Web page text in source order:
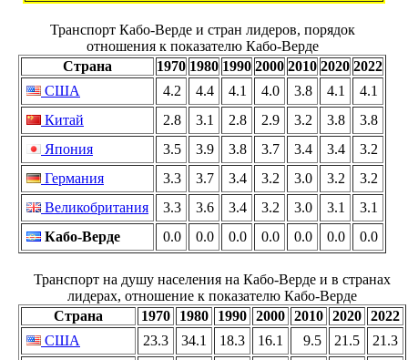
Транспорт Кабо-Верде и стран лидеров, порядок
отношения к показателю Кабо-Верде
Страна
1970 1980 1990 2000 2010 2020 2022
США
4.2 4.4 4.1 4.0 3.8 4.1
4.1
Китай
2.8 3.1 2.8 2.9 3.2 3.8
3.8
Япония
3.5 3.9 3.8 3.7 3.4 3.4
3.2
Германия
3.3 3.7 3.4 3.2 3.0 3.2
3.2
Великобритания
3.3 3.6 3.4 3.2 3.0 3.1
3.1
Кабо-Верде
0.0 0.0 0.0 0.0 0.0 0.0 0.0
Транспорт на душу населения на Кабо-Верде и в странах
лидерах, отношение к показателю Кабо-Верде
Страна
1970 1980 1990 2000 2010 2020 2022
США
23.3 34.1 18.3 16.1 9.5 21.5
21.3